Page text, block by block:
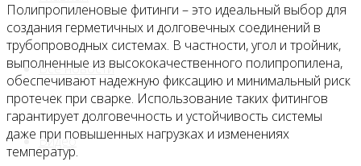
Все новости
Видео
Полипропиленовые фитинги – это идеальный выбор для
создания герметичных и долговечных соединений в
трубопроводных системах. В частности, угол и тройник,
выполненные из высококачественного полипропилена,
обеспечивают надежную фиксацию и минимальный риск
протечек при сварке. Использование таких фитингов
гарантирует долговечность и устойчивость системы
даже при повышенных нагрузках и изменениях
температур.